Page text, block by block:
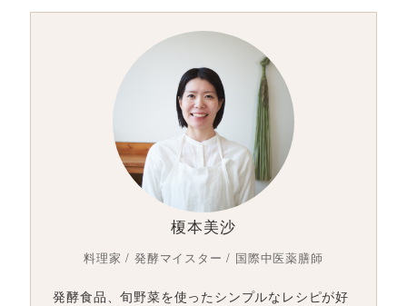
榎本美沙
料理家 / 発酵マイスター / 国際中医薬膳師
発酵食品、旬野菜を使ったシンプルなレシピが好